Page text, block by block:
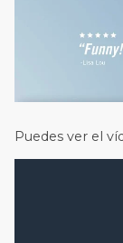
Puedes ver el